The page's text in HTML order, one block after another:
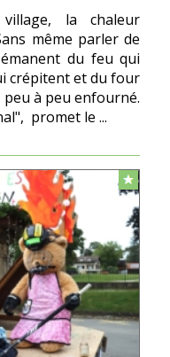
la chaleur
même parler de
du feu qui
crépitent et du four
à peu enfourné.
promet le ...